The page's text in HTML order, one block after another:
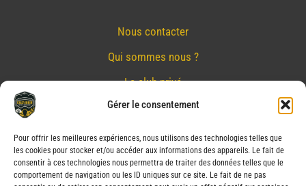
Gérer le consentement
Pour offrir les meilleures expériences, nous utilisons des technologies telles que
les cookies pour stocker et/ou accéder aux informations des appareils. Le fait de
consentir à ces technologies nous permettra de traiter des données telles que le
comportement de navigation ou les ID uniques sur ce site. Le fait de ne pas
Nous contacter
Qui sommes nous ?
Le club privé
Réserver
Nos partenaires
Mentions Légales
Conditions générales de vente